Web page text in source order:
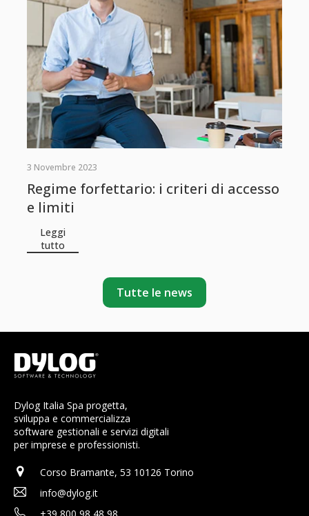
3 Novembre 2023
Regime forfettario: i criteri di accesso
e limiti
Leggi
tutto
Tutte le news
Dylog Italia Spa progetta,
sviluppa e commercializza
software gestionali e servizi digitali
per imprese e professionisti.
Corso Bramante, 53 10126 Torino
info@dylog.it
+39 800 98 48 98